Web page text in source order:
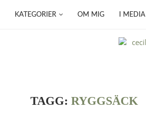
KATEGORIER OM MIG I MEDIA
TAGG: RYGGSÄCK